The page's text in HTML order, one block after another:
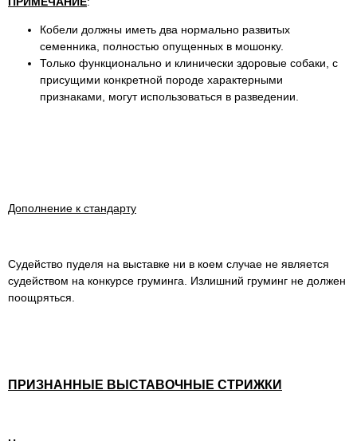
Кобели должны иметь два нормально развитых
семенника, полностью опущенных в мошонку.
Только функционально и клинически здоровые собаки, с
присущими конкретной породе характерными
признаками, могут использоваться в разведении.
Дополнение к стандарту
Судейство пуделя на выставке ни в коем случае не является
судейством на конкурсе груминга. Излишний груминг не должен
поощряться.
ПРИЗНАННЫЕ ВЫСТАВОЧНЫЕ СТРИЖКИ